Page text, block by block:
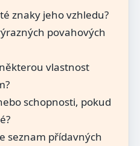
znaky jeho vzhledu?
povahových
vlastnost
schopnosti, pokud
seznam přídavných